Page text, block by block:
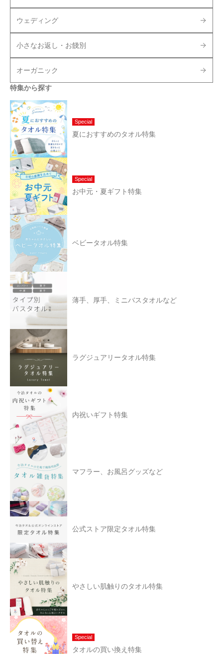
ウェディング
小さなお返し・お餞別
オーガニック
特集から探す
Special
夏におすすめのタオル特集
Special
お中元・夏ギフト特集
ベビータオル特集
薄手、厚手、ミニバスタオルなど
ラグジュアリータオル特集
内祝いギフト特集
マフラー、お風呂グッズなど
公式ストア限定タオル特集
やさしい肌触りのタオル特集
Special
タオルの買い換え特集